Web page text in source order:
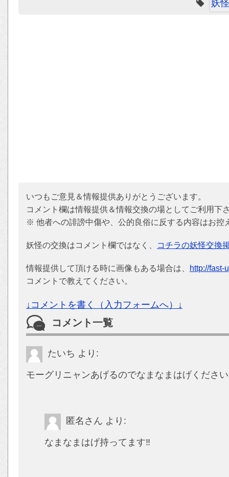
妖
いつもご意見＆情報提供ありがとうございます。
コメント欄は情報提供＆情報交換の場としてご利用下
※ 他者への誹謗中傷や、公的良俗に反する内容はお控
妖怪の交換はコメント欄ではなく、 コチラの妖怪交換
情報提供して頂ける時に画像もある場合は、
http://fast-
コメントで教えてください。
↓コメントを書く（入力フォームへ）↓
コメント一覧
たいち より:
モーグリニャンあげるのでなまなまはげください
匿名さん より:
なまなまはげ持ってます‼️